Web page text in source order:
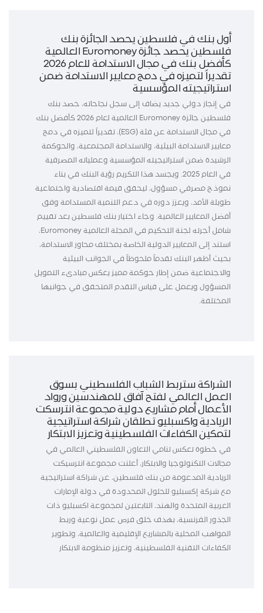
أول بنك في فلسطين يحصد الجائزة بنك
فلسطين يحصد جائزة Euromoney العالمية
كأفضل بنك في مجال الاستدامة للعام 2026
تقديراً لتميزه في دمج معايير الاستدامة ضمن
استراتيجيته المؤسسية
في إنجاز دولي جديد يضاف إلى سجل نجاحاته، حصد بنك
فلسطين جائزة Euromoney العالمية لعام 2026 كأفضل بنك
في مجال الاستدامة عن فئة (ESG)، تقديراً لتميزه في دمج
معايير الاستدامة البيئية، والاستدامة المجتمعية، والحوكمة
الرشيدة ضمن استراتيجيته المؤسسية وعملياته المصرفية
في العام 2025. ويجسد هذا التكريم رؤية البنك في بناء
نموذج مصرفي مسؤول، ليحقق قيمة اقتصادية واجتماعية
طويلة الأمد، ويعزز دوره في دعم التنمية المستدامة وفق
أفضل المعايير العالمية. وجاء اختيار بنك فلسطين بعد تقييم
شامل أجرته لجنة التحكيم في المجلة العالمية Euromoney،
استند إلى المعايير الدولية الخاصة بمختلف محاور الاستدامة،
بحيث أظهر البنك تقدماً ملحوظاً في الجوانب البيئية
والاجتماعية ضمن إطار حوكمة مميز يعكس مبادىء التمويل
المسؤول ويعمل على قياس التقدم المتحقق في جوانبها
المختلفة.
الشراكة ستربط الشباب الفلسطيني بسوق
العمل العالمي لفتح آفاق للمهندسين ورواد
الأعمال أمام مشاريع دولية مجموعة انترسكت
الريادية واكسبليو تطلقان شراكة استراتيجية
لتمكين الكفاءات الفلسطينية وتعزيز الابتكار
في خطوة تعكس تنامي التعاون الفلسطيني العالمي في
مجالات التكنولوجيا والابتكار، أعلنت مجموعة انترسيكت
الريادية المدعومة من بنك فلسطين، عن شراكة استراتيجية
مع شركة إكسبليو للحلول المحدودة في دولة الإمارات
العربية المتحدة والهند، التابعتين لمجموعة اكسبليو ذات
الجذور الفرنسية، بهدف خلق فرص عمل نوعية وربط
المواهب المحلية بالمشاريع الإقليمية والعالمية، وتطوير
الكفاءات التقنية الفلسطينية، وتعزيز منظومة الابتكار